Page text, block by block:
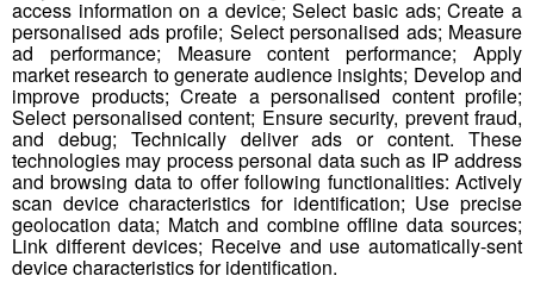
(0,65 € + coût d'un SMS) du 19 au 21 février !
Bonne chance à tous !
Règlement et conditions de participation
Partager sur Facebook
access information on a device; Select basic ads; Create a
personalised ads profile; Select personalised ads; Measure
ad performance; Measure content performance; Apply
market research to generate audience insights; Develop and
improve products; Create a personalised content profile;
Select personalised content; Ensure security, prevent fraud,
and debug; Technically deliver ads or content. These
technologies may process personal data such as IP address
and browsing data to offer following functionalities: Actively
scan device characteristics for identification; Use precise
geolocation data; Match and combine offline data sources;
Link different devices; Receive and use automatically-sent
device characteristics for identification.